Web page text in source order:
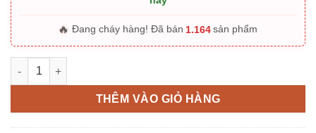
🔥 Đang cháy hàng! Đã bán 1.164 sản phẩm
Máy Nén Khí LOPATEK 3HP 200L 12.5Bar 2 Cấp Nén số lượng
THÊM VÀO GIỎ HÀNG